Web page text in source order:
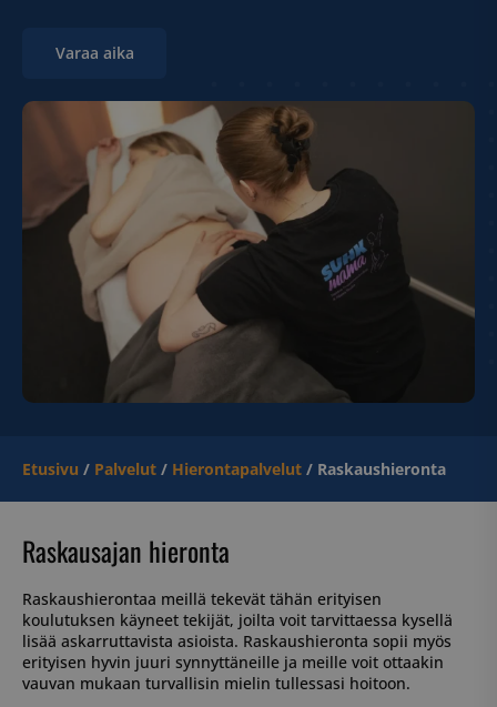
Varaa aika
Etusivu / Palvelut / Hierontapalvelut / Raskaushieronta
Raskausajan hieronta
Raskaushierontaa meillä tekevät tähän erityisen
koulutuksen käyneet tekijät, joilta voit tarvittaessa kysellä
lisää askarruttavista asioista. Raskaushieronta sopii myös
erityisen hyvin juuri synnyttäneille ja meille voit ottaakin
vauvan mukaan turvallisin mielin tullessasi hoitoon.